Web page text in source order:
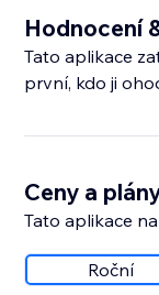
Hodnocení
Tato aplikace
první, kdo ji
Ceny a
Tato aplikace
Roční